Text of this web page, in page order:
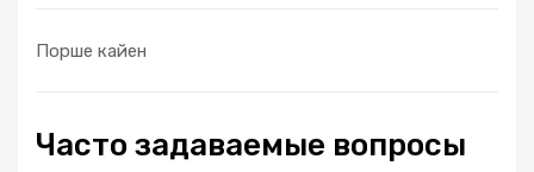
Порше кайен
Часто задаваемые вопросы